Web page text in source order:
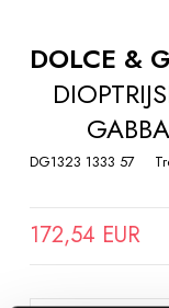
THE
BEGINNING
GALLERY
DOLCE &
DG1323 1333 57
172,54 EUR